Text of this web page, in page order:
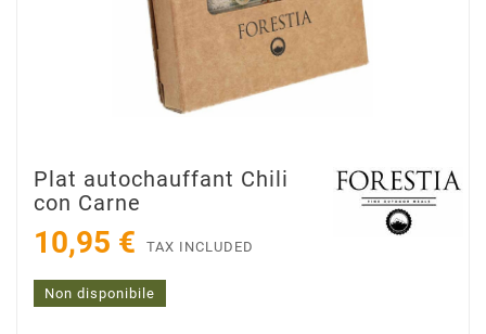
Plat autochauffant Chili
con Carne
10,95 € TAX INCLUDED
Non disponibile